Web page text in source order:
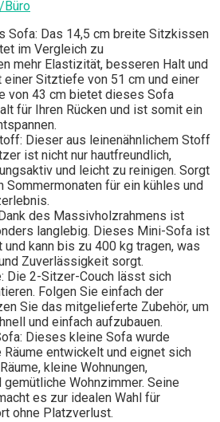
Büro
Sofa: Das 14,5 cm breite Sitzkissen
im Vergleich zu
mehr Elastizität, besseren Halt und
einer Sitztiefe von 51 cm und einer
von 43 cm bietet dieses Sofa
für Ihren Rücken und ist somit ein
Dieser aus leinenähnlichem Stoff
ist nicht nur hautfreundlich,
und leicht zu reinigen. Sorgt
Sommermonaten für ein kühles und
des Massivholzrahmens ist
langlebig. Dieses Mini-Sofa ist
und kann bis zu 400 kg tragen, was
Zuverlässigkeit sorgt.
Die 2-Sitzer-Couch lässt sich
Folgen Sie einfach der
Sie das mitgelieferte Zubehör, um
und einfach aufzubauen.
Dieses kleine Sofa wurde
entwickelt und eignet sich
kleine Wohnungen,
Wohnzimmer. Seine
es zur idealen Wahl für
ohne Platzverlust.